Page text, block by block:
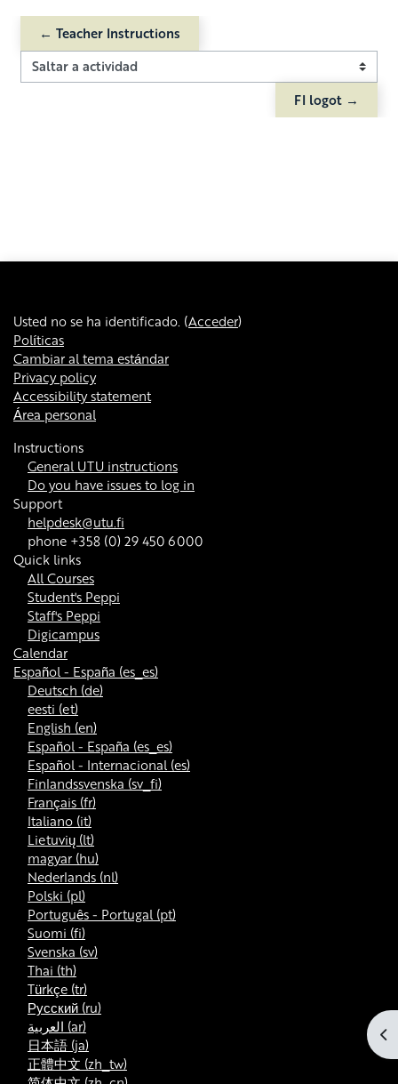
← Teacher Instructions
Saltar a actividad
FI logot →
Usted no se ha identificado. (Acceder)
Políticas
Cambiar al tema estándar
Privacy policy
Accessibility statement
Área personal
Instructions
General UTU instructions
Do you have issues to log in
Support
helpdesk@utu.fi
phone +358 (0) 29 450 6000
Quick links
All Courses
Student's Peppi
Staff's Peppi
Digicampus
Calendar
Español - España ‎(es_es)‎
Deutsch ‎(de)‎
eesti ‎(et)‎
English ‎(en)‎
Español - España ‎(es_es)‎
Español - Internacional ‎(es)‎
Finlandssvenska ‎(sv_fi)‎
Français ‎(fr)‎
Italiano ‎(it)‎
Lietuvių ‎(lt)‎
magyar ‎(hu)‎
Nederlands ‎(nl)‎
Polski ‎(pl)‎
Português - Portugal ‎(pt)‎
Suomi ‎(fi)‎
Svenska ‎(sv)‎
Thai ‎(th)‎
Türkçe ‎(tr)‎
Русский ‎(ru)‎
العربية ‎(ar)‎
日本語 ‎(ja)‎
正體中文 ‎(zh_tw)‎